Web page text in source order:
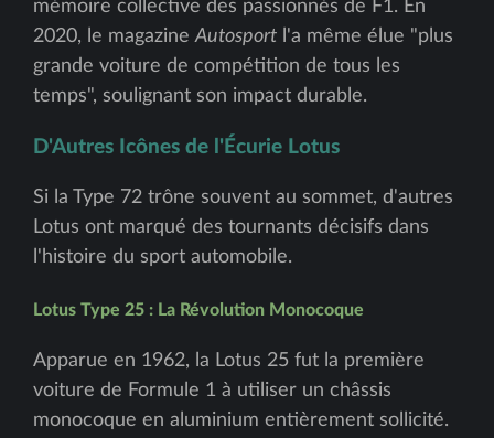
mémoire collective des passionnés de F1. En
2020, le magazineAutosport l'a même élue "plus
grande voiture de compétition de tous les
temps", soulignant son impact durable.
D'Autres Icônes de l'Écurie Lotus
Si la Type 72 trône souvent au sommet, d'autres
Lotus ont marqué des tournants décisifs dans
l'histoire du sport automobile.
Lotus Type 25 : La Révolution Monocoque
Apparue en 1962, la Lotus 25 fut la première
voiture de Formule 1 à utiliser un châssis
monocoque en aluminium entièrement sollicité.